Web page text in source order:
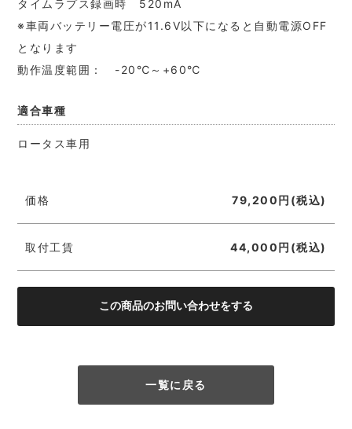
タイムラプス録画時 520mA
※車両バッテリー電圧が11.6V以下になると自動電源OFF
となります
動作温度範囲： -20℃～+60℃
適合車種
ロータス車用
価格 79,200円(税込)
取付工賃 44,000円(税込)
一覧に戻る